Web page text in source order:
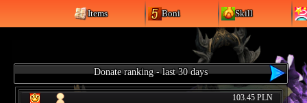
Items Boni Skill
Donate ranking - last 30 days
103.45 PLN